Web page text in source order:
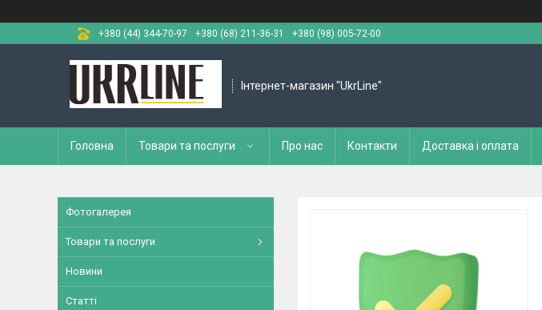
+380 (44) 344-70-97
+380 (68) 211-36-31 +380 (98) 005-72-00
Інтернет-магазин "UkrLine"
Головна Товари та послуги Про нас Контакти Доставка і оплата
Фотогалерея
Товари та послуги
Новини
Статті